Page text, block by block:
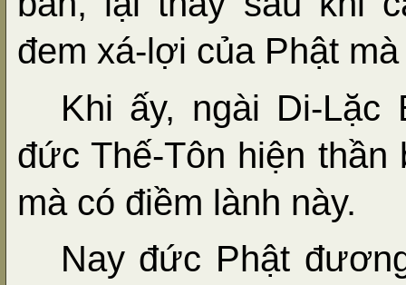
đem xá-lợi của Phật
Khi ấy, ngài Di-Lặc
đức Thế-Tôn hiện
mà có điềm lành này.
Nay đức Phật